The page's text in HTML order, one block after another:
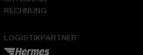
LOGISTIKPARTNER
RECHNUNG